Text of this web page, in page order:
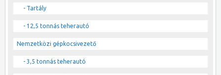
- Tartály
- 12,5 tonnás teherautó
Nemzetközi gépkocsivezető
- 3,5 tonnás teherautó